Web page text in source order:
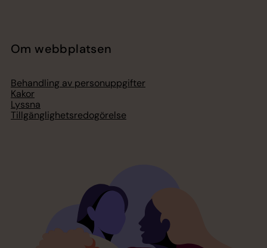
Om webbplatsen
Behandling av personuppgifter
Kakor
Lyssna
Tillgänglighetsredogörelse